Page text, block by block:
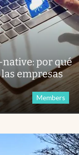
por qué
empresas
Members